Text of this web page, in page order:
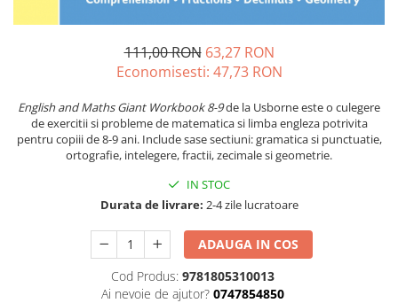
111,00 RON 63,27 RON
Economisesti: 47,73 RON
English and Maths Giant Workbook 8-9de la Usborne este o culegere
de exercitii si probleme de matematica si limba engleza potrivita
pentru copiii de 8-9 ani. Include sase sectiuni: gramatica si punctuatie,
ortografie, intelegere, fractii, zecimale si geometrie.
IN STOC
Durata de livrare: 2-4 zile lucratoare
ADAUGA IN COS
Cod Produs: 9781805310013
Ai nevoie de ajutor? 0747854850